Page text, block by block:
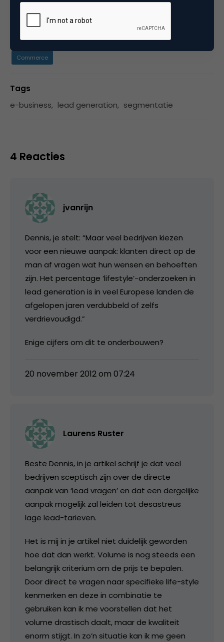
Categorie
Commerce
Tags
e-business, lead generation, segmentatie
4 Reacties
jvanrijn
Dennis, je stelt: “Maar veel bedrijven kiezen
voor een nieuwe aanpak: klanten direct op de
man af vragen wat hun wensen en behoeften
zijn. Het percentage ‘lifestyle’-onderzoeken in
lead generation is in veel Europese landen de
afgelopen jaren verdubbeld of zelfs
verdrievoudigd.”
Enige cijfers om dit te onderbouwen?
20 november 2012 om 07:24
Laurens Ruster
Beste Dennis, in je artikel schrijf je dat veel
bedrijven sceptisch zijn over de directe
aanpak van ‘lead vragen’ en dat een dergelijke
aanpak mogelijk zal leiden tot desastreus
lage lead-tarieven.
Het is mij in je artikel niet duidelijk geworden
hoe dat dan werkt. Volume is nog steeds een
belangrijk criterium om de prijs te bepalen.
Door direct te vragen naar specifieke life-style
kenmerken en deze in combinatie te
gebruiken kan ik me voorstellen dat het
volume drastisch daalt, maar de kwaliteit
enorm stijgt. In zo’n situatie kan ik me geen